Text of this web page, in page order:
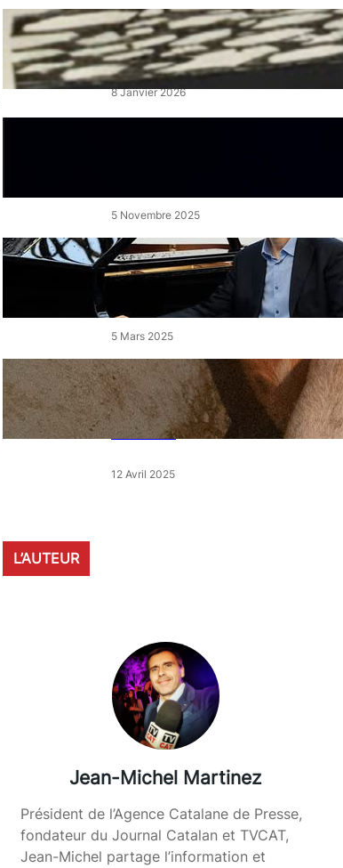
« Artistes en Vitrine »: L’éclat
qui réveille les cœurs de ville
8 Janvier 2026
5 Novembre 2025
« Le Disciple » de Mikhaïl
Rudy à Perpignan le vendredi
5 Mars 2025
« Qui est le moins clair » : ce
samedi, 30 actions partout en
France devant les magasins
E.Leclerc
12 Avril 2025
L’AUTEUR
Jean-Michel Martinez
Président de l’Agence Catalane de Presse,
fondateur du Journal Catalan et TVCAT,
Jean-Michel partage l’information et